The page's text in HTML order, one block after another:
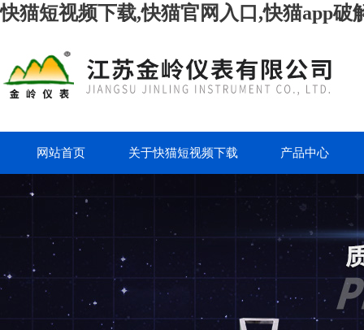
快猫短视频下载,快猫官网入口,快猫app
网站首页 关于快猫短视频下载 产品中心